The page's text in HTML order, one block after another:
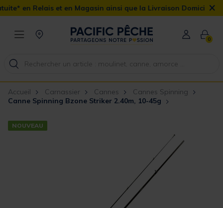
et en Magasin ainsi que la Livraison Domicile offerte dès 90€
×
0
Accueil Carnassier Cannes
Cannes Spinning
Canne Spinning Bzone Striker 2.40m, 10-45g
NOUVEAU